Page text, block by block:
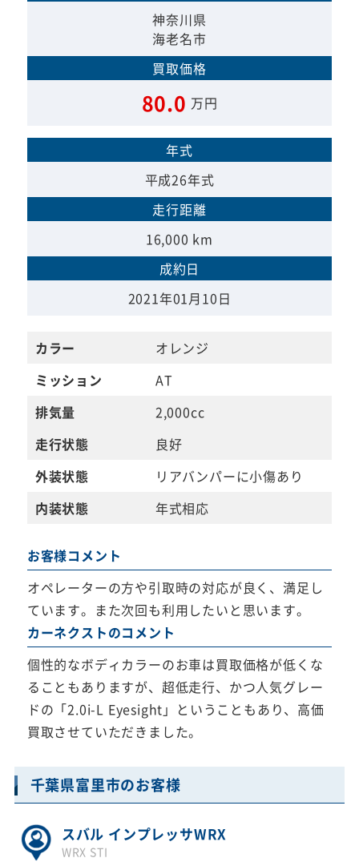
神奈川県
海老名市
買取価格
80.0 万円
年式
平成26年式
走行距離
16,000 km
成約日
2021年01月10日
カラー
オレンジ
ミッション
AT
排気量
2,000cc
走行状態
良好
外装状態
リアバンパーに小傷あり
内装状態
年式相応
お客様コメント
オペレーターの方や引取時の対応が良く、満足し
ています。また次回も利用したいと思います。
カーネクストのコメント
個性的なボディカラーのお車は買取価格が低くな
ることもありますが、超低走行、かつ人気グレー
ドの「2.0i-L Eyesight」ということもあり、高価
買取させていただきました。
千葉県富里市のお客様
スバル インプレッサWRX
WRX STI